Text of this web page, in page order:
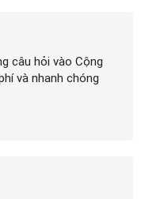
câu hỏi vào Cộng
và nhanh chóng